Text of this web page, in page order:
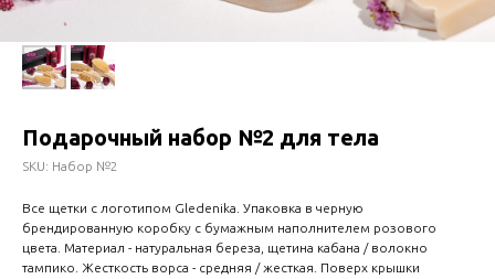
Подарочный набор №2 для тела
SKU: Набор №2
Все щетки с логотипом Gledenika. Упаковка в черную
брендированную коробку с бумажным наполнителем розового
цвета. Материал - натуральная береза, щетина кабана / волокно
тампико. Жесткость ворса - средняя / жесткая. Поверх крышки